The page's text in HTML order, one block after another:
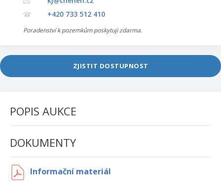
+420 733 512 410
Poradenství k pozemkům poskytuji zdarma.
ZJISTIT DOSTUPNOST
POPIS AUKCE
DOKUMENTY
Informační materiál